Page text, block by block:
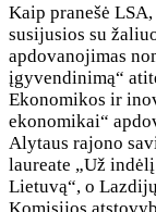
Kaip pranešė
susijusios su
apdovanojimas
įgyvendinimą“
Ekonomikos ir
ekonomikai“
Alytaus rajono
laureate „Už
Lietuvą“, o